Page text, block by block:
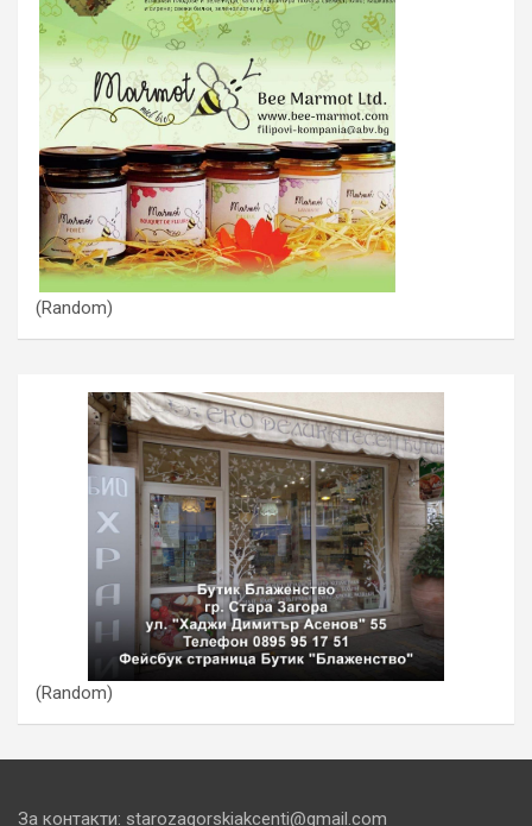
(Random)
(Random)
За контакти: starozagorskiakcenti@gmail.com